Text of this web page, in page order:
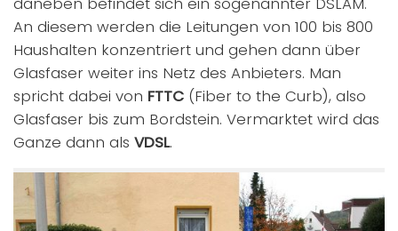
An diesem werden die Leitungen von 100 bis 800
Haushalten konzentriert und gehen dann über
Glasfaser weiter ins Netz des Anbieters. Man
spricht dabei von FTTC (Fiber to the Curb), also
Glasfaser bis zum Bordstein. Vermarktet wird das
Ganze dann als VDSL.